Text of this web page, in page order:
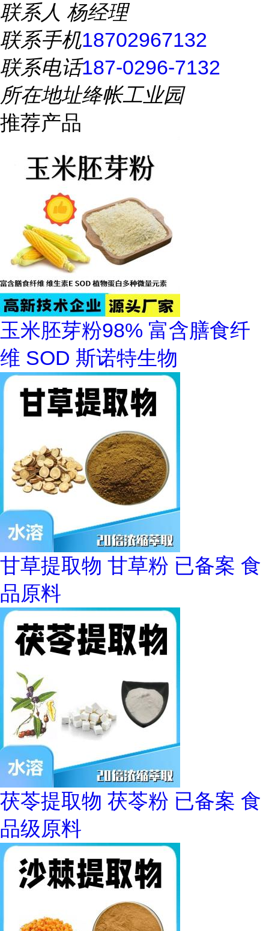
联系人 杨经理
联系手机18702967132
联系电话187-0296-7132
所在地址绛帐工业园
推荐产品
玉米胚芽粉98% 富含膳食纤
维 SOD 斯诺特生物
甘草提取物 甘草粉 已备案 食
品原料
茯苓提取物 茯苓粉 已备案 食
品级原料